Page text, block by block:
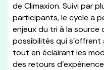
de Climaxion. Suivi par
participants, le cycle a
enjeux du tri à la
possibilités qui
tout en éclairant les
des retours